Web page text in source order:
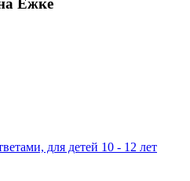
Ёжке
для детей 10 - 12 лет